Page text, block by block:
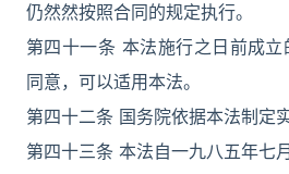
仍然然按照合同的规定执行。
第四十一条 本法施行之日前成
同意，可以适用本法。
第四十二条 国务院依据本法制定
第四十三条 本法自一九八五年七